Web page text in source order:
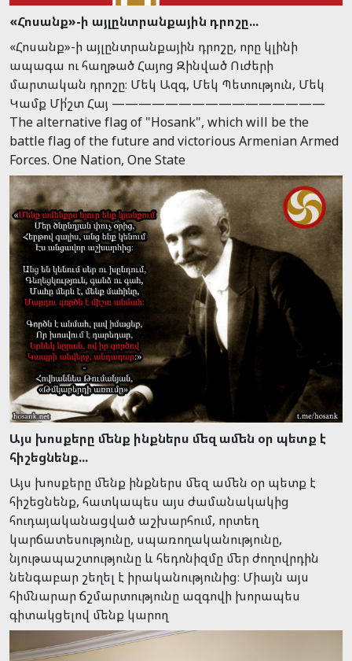
«Հոսանք»-ի այլընտրանքային դրոշը...
«Հոսանք»-ի այլընտրանքային դրոշը, որը կլինի
ապագա ու հաղթած Հայոց Զինված Ուժերի
մարտական դրոշը։ Մեկ Ազգ, Մեկ Պետություն, Մեկ
Կամք Մի՛շտ Հայ ————————————————
The alternative flag of "Hosank", which will be the
battle flag of the future and victorious Armenian Armed
Forces. One Nation, One State
Այս խոսքերը մենք ինքներս մեզ ամեն օր պետք է
հիշեցնենք...
Այս խոսքերը մենք ինքներս մեզ ամեն օր պետք է
հիշեցնենք, հատկապես այս ժամանակակից
հուդայականացված աշխարհում, որտեղ
կարճատեսությունը, սպառողականությունը,
նյութապաշտությունը և հեդոնիզմը մեր ժողովրդին
նենգաբար շեղել է իրականությունից։ Միայն այս
հիմնարար ճշմարտությունը ազգովի խորապես
գիտակցելով մենք կարող